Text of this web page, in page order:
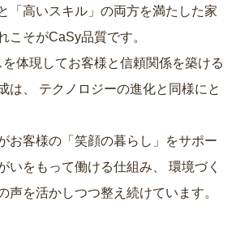
「高いスキル」の両方を満たした家
こそがCaSy品質です。
体現してお客様と信頼関係を築ける
は、
お客様の「笑顔の暮らし」をサポー
いをもって働ける仕組み、
声を活かしつつ整え続けています。